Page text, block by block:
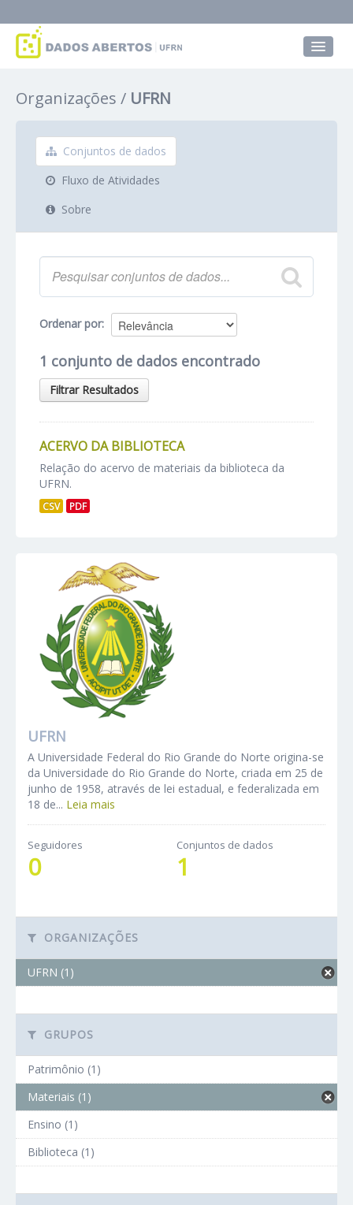
Grupos
Sobre
Organizações UFRN
Conjuntos de dados
Fluxo de Atividades
Sobre
Ordenar por
1 conjunto de dados encontrado
Filtrar Resultados
ACERVO DA BIBLIOTECA
Relação do acervo de materiais da biblioteca da
UFRN.
CSV PDF
UFRN
A Universidade Federal do Rio Grande do Norte origina-se
da Universidade do Rio Grande do Norte, criada em 25 de
junho de 1958, através de lei estadual, e federalizada em
18 de... Leia mais
Seguidores
0
Conjuntos de dados
1
ORGANIZAÇÕES
UFRN (1)
GRUPOS
Patrimônio (1)
Materiais (1)
Ensino (1)
Biblioteca (1)